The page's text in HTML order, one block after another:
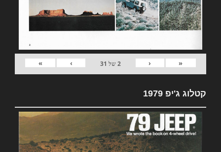
«
‹
2של 31
›
»
קטלוג ג'יפ 1979